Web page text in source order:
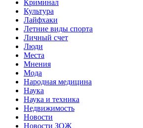
Криминал
Культура
Лайфхаки
Летние виды спорта
Личный счет
Люди
Места
Мнения
Мода
Народная медицина
Наука
Наука и техника
Недвижимость
Новости
Новости ЗОЖ